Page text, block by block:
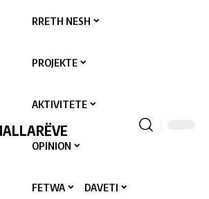
RRETH NESH
PROJEKTE
AKTIVITETE
OPINION
FETWA DAVETI